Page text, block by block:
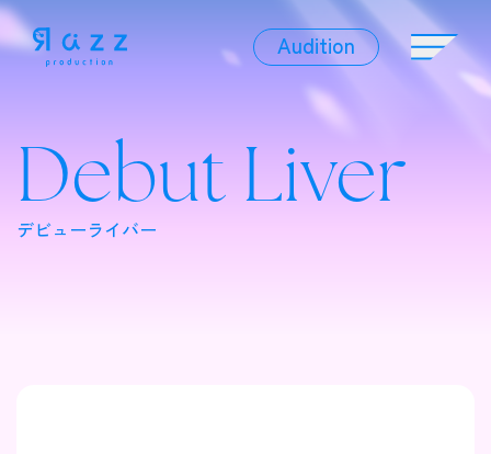
Audition
Audition
デビューライバー
Debut Liver